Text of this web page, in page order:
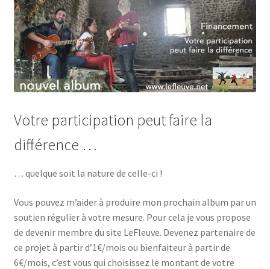
Votre participation peut faire la
différence …
… quelque soit la nature de celle-ci !
Vous pouvez m’aider à produire mon prochain album par un
soutien régulier à votre mesure. Pour cela je vous propose
de devenir membre du site LeFleuve. Devenez partenaire de
ce projet à partir d’1€/mois ou bienfaiteur à partir de
6€/mois, c’est vous qui choisissez le montant de votre